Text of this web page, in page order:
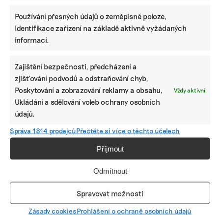
Používání přesných údajů o zeměpisné poloze,
Identifikace zařízení na základě aktivně vyžádaných
informací.
Zajištění bezpečnosti, předcházení a
zjišťování podvodů a odstraňování chyb,
Poskytování a zobrazování reklamy a obsahu,
Ukládání a sdělování voleb ochrany osobních
údajů.
Vždy aktivní
Správa 1814 prodejcůPřečtěte si více o těchto účelech
Příjmout
Odmítnout
Spravovat možnosti
Zásady cookiesProhlášení o ochraně osobních údajů
Pomozte udržet důležité
informace dostupné všem.
Díky vaší podpoře se můžeme pustit do témat,
která by jinak nevznikla.
Přispějte na vznik obsahu.